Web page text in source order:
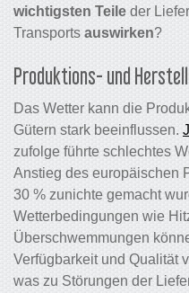
wichtigsten Teile der
Transports auswirken?
Produktions- und
Das Wetter kann die
Gütern stark beeinflussen.
zufolge führte schlechtes
Anstieg des europäischen
30 % zunichte gemacht
Wetterbedingungen wie
Überschwemmungen
Verfügbarkeit und Qualität
was zu Störungen der